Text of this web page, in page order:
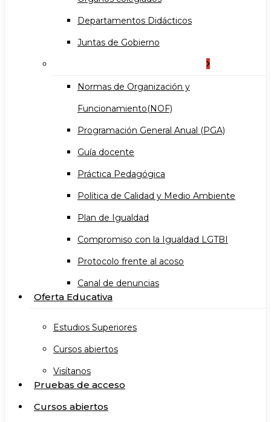
Departamentos Didácticos
Juntas de Gobierno
Normas de Organización y
Funcionamiento(NOF)
Programación General Anual (PGA)
Guía docente
Práctica Pedagógica
Política de Calidad y Medio Ambiente
Plan de Igualdad
Compromiso con la Igualdad LGTBI
Protocolo frente al acoso
Canal de denuncias
Oferta Educativa
Estudios Superiores
Cursos abiertos
Visítanos
Pruebas de acceso
Cursos abiertos